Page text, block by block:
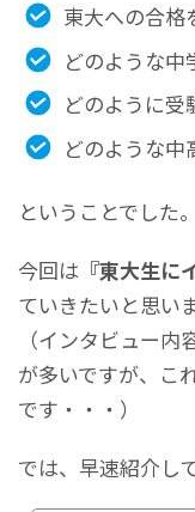
東大への合格
どのような中
どのように受
どのような
ということでした。
今回は 『東大生に
ていきたいと思いま
（インタビュー
が多いですが、こ
です・・・）
では、早速紹介し